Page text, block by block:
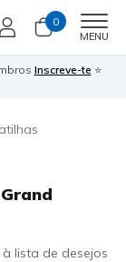
0
MENU
Inscreve-te ⭐
lista de desejos